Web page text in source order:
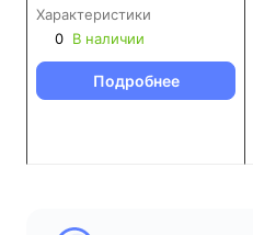
Характеристики
0 В наличии
Подробнее